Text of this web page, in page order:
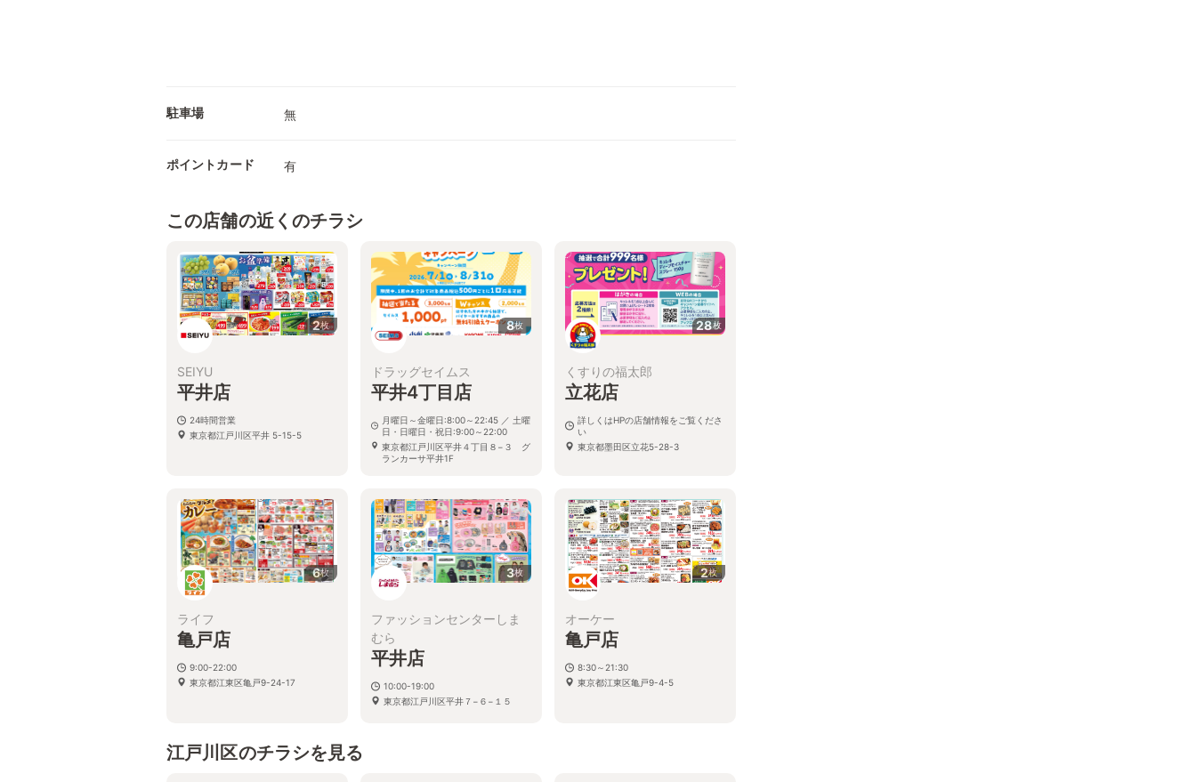
駐車場 無
ポイントカード 有
この店舗の近くのチラシ
2枚
SEIYU
平井店
24時間営業
東京都江戸川区平井 5-15-5
8枚
ドラッグセイムス
平井4丁目店
月曜日～金曜日:8:00～22:45 ／ 土曜
日・日曜日・祝日:9:00～22:00
東京都江戸川区平井４丁目８−３ グ
ランカーサ平井1F
28枚
くすりの福太郎
立花店
詳しくはHPの店舗情報をご覧くださ
い
東京都墨田区立花5-28-3
6枚
ライフ
亀戸店
9:00-22:00
東京都江東区亀戸9-24-17
3枚
ファッションセンターしま
むら
平井店
10:00-19:00
東京都江戸川区平井７−６−１５
2枚
オーケー
亀戸店
8:30～21:30
東京都江東区亀戸9-4-5
江戸川区のチラシを見る